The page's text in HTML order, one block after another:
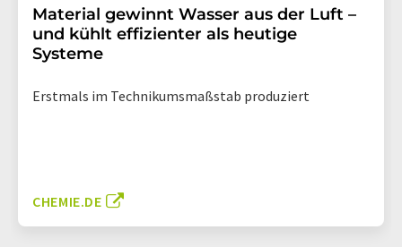
Material gewinnt Wasser aus der Luft –
und kühlt effizienter als heutige
Systeme
Erstmals im Technikumsmaßstab produziert
CHEMIE.DE